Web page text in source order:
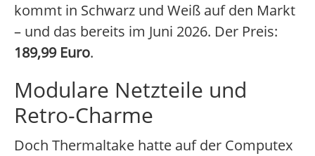
kommt in Schwarz und Weiß auf den Markt
– und das bereits im Juni 2026. Der Preis:
189,99 Euro.
Modulare Netzteile und
Retro-Charme
Doch Thermaltake hatte auf der Computex